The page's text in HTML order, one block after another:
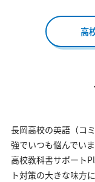
高
長岡高校の英語（コ
強でいつも悩んでい
高校教科書サポート
ト対策の大きな味方